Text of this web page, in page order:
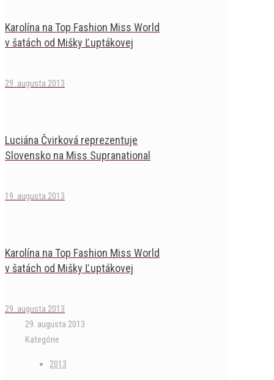
Karolína na Top Fashion Miss World
v šatách od Mišky Ľuptákovej
29. augusta 2013
Luciána Čvirková reprezentuje
Slovensko na Miss Supranational
19. augusta 2013
Karolína na Top Fashion Miss World
v šatách od Mišky Ľuptákovej
29. augusta 2013
29. augusta 2013
Kategórie
2013